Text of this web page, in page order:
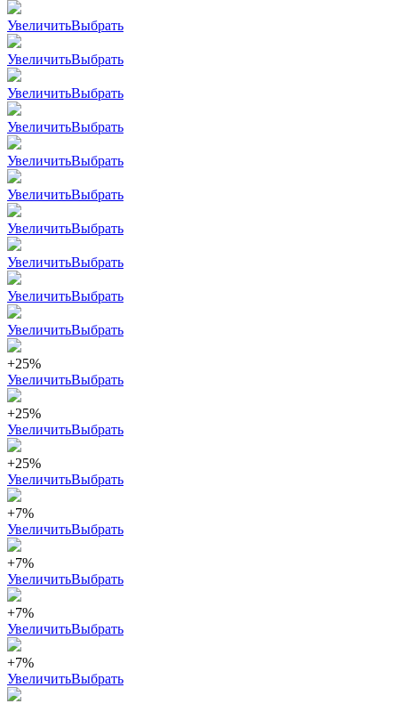
УвеличитьВыбрать
УвеличитьВыбрать
УвеличитьВыбрать
УвеличитьВыбрать
УвеличитьВыбрать
УвеличитьВыбрать
УвеличитьВыбрать
УвеличитьВыбрать
УвеличитьВыбрать
УвеличитьВыбрать
+25%
УвеличитьВыбрать
+25%
УвеличитьВыбрать
+25%
УвеличитьВыбрать
+7%
УвеличитьВыбрать
+7%
УвеличитьВыбрать
+7%
УвеличитьВыбрать
+7%
УвеличитьВыбрать